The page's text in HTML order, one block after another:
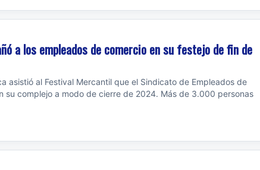
a los empleados de comercio en su festejo de fin de
asistió al Festival Mercantil que el Sindicato de Empleados de
su complejo a modo de cierre de 2024. Más de 3.000 personas